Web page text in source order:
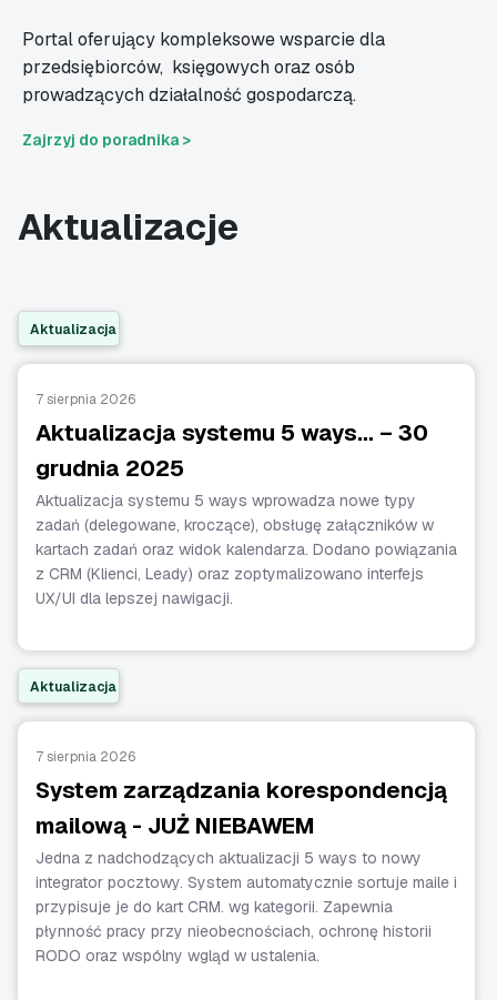
Portal oferujący kompleksowe wsparcie dla
przedsiębiorców, księgowych oraz osób
prowadzących działalność gospodarczą.
Zajrzyj do poradnika >
Aktualizacje
Aktualizacja
7 sierpnia 2026
Aktualizacja systemu 5 ways… – 30
grudnia 2025
Aktualizacja systemu 5 ways wprowadza nowe typy
zadań (delegowane, kroczące), obsługę załączników w
kartach zadań oraz widok kalendarza. Dodano powiązania
z CRM (Klienci, Leady) oraz zoptymalizowano interfejs
UX/UI dla lepszej nawigacji.
Aktualizacja
7 sierpnia 2026
System zarządzania korespondencją
mailową - JUŻ NIEBAWEM
Jedna z nadchodzących aktualizacji 5 ways to nowy
integrator pocztowy. System automatycznie sortuje maile i
przypisuje je do kart CRM. wg kategorii. Zapewnia
płynność pracy przy nieobecnościach, ochronę historii
RODO oraz wspólny wgląd w ustalenia.